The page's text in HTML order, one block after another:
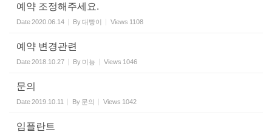
예약 조정해주세요.
Date2020.06.14 By대빵이 Views 1108
예약 변경관련
Date2018.10.27 By 미뇽 Views 1046
문의
Date2019.10.11 By 문의 Views 1042
임플란트